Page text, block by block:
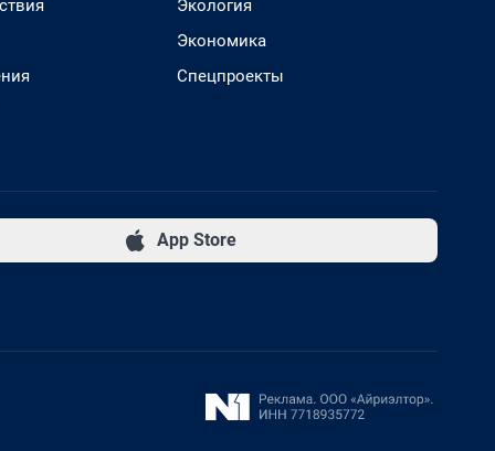
Экология
Экономика
Спецпроекты
App Store